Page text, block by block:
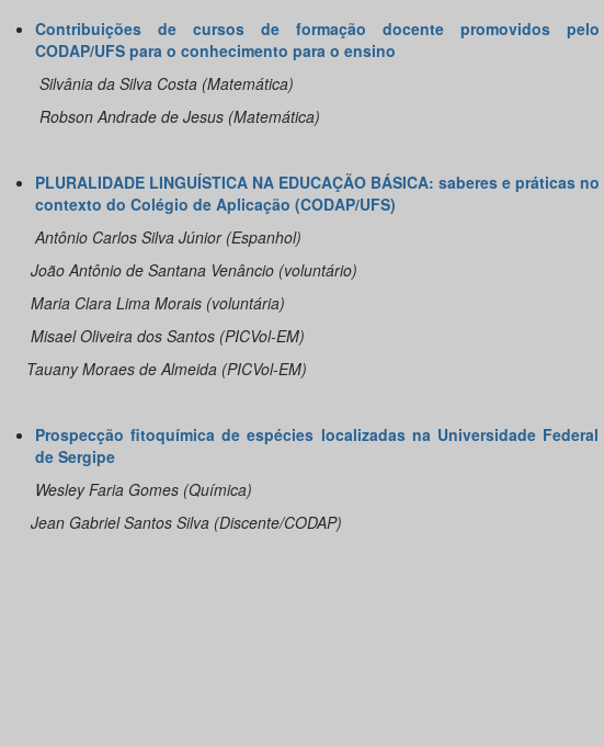
Contribuições de cursos de formação docente promovidos pelo
CODAP/UFS para o conhecimento para o ensino
Silvânia da Silva Costa (Matemática)
Robson Andrade de Jesus (Matemática)
PLURALIDADE LINGUÍSTICA NA EDUCAÇÃO BÁSICA: saberes e práticas no
contexto do Colégio de Aplicação (CODAP/UFS)
Antônio Carlos Silva Júnior (Espanhol)
João Antônio de Santana Venâncio (voluntário)
Maria Clara Lima Morais (voluntária)
Misael Oliveira dos Santos (PICVol-EM)
Tauany Moraes de Almeida (PICVol-EM)
Prospecção fitoquímica de espécies localizadas na Universidade Federal
de Sergipe
Wesley Faria Gomes (Química)
Jean Gabriel Santos Silva (Discente/CODAP)